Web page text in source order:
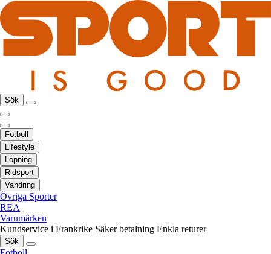
Sök
Fotboll
Lifestyle
Löpning
Ridsport
Vandring
Övriga Sporter
REA
Varumärken
Kundservice i Frankrike Säker betalning Enkla returer
Sök